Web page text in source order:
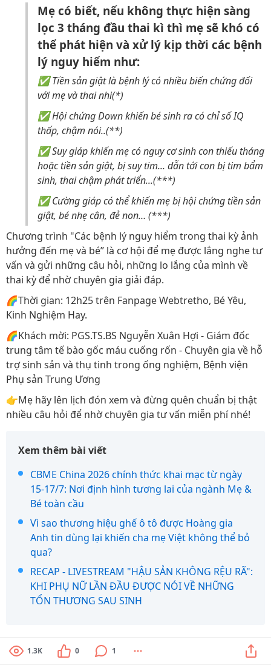
Mẹ có biết, nếu không thực hiện sàng
lọc 3 tháng đầu thai kì thì mẹ sẽ khó có
thể phát hiện và xử lý kịp thời các bệnh
lý nguy hiểm như:
✅ Tiền sản giật là bệnh lý có nhiều biến chứng đối
với mẹ và thai nhi(*)
✅ Hội chứng Down khiến bé sinh ra có chỉ số IQ
thấp, chậm nói..(**)
✅ Suy giáp khiến mẹ có nguy cơ sinh con thiếu tháng
hoặc tiền sản giật, bị suy tim... dẫn tới con bị tim bẩm
sinh, thai chậm phát triển...(***)
✅ Cường giáp có thể khiến mẹ bị hội chứng tiền sản
giật, bé nhẹ cân, đẻ non… (***)
Chương trình "Các bệnh lý nguy hiểm trong thai kỳ ảnh
hưởng đến mẹ và bé” là cơ hội để mẹ được lắng nghe tư
vấn và gửi những câu hỏi, những lo lắng của mình về
thai kỳ để nhờ chuyên gia giải đáp.
🌈Thời gian: 12h25 trên Fanpage Webtretho, Bé Yêu,
Kinh Nghiệm Hay.
🌈Khách mời: PGS.TS.BS Nguyễn Xuân Hợi - Giám đốc
trung tâm tế bào gốc máu cuống rốn - Chuyên gia về hỗ
trợ sinh sản và thụ tinh trong ống nghiệm, Bệnh viện
Phụ sản Trung Ương
👉Mẹ hãy lên lịch đón xem và đừng quên chuẩn bị thật
nhiều câu hỏi để nhờ chuyên gia tư vấn miễn phí nhé!
Xem thêm bài viết
CBME China 2026 chính thức khai mạc từ ngày
15-17/7: Nơi định hình tương lai của ngành Mẹ &
Bé toàn cầu
Vì sao thương hiệu ghế ô tô được Hoàng gia
Anh tin dùng lại khiến cha mẹ Việt không thể bỏ
qua?
RECAP - LIVESTREAM "HẬU SẢN KHÔNG RỆU RÃ":
KHI PHỤ NỮ LẦN ĐẦU ĐƯỢC NÓI VỀ NHỮNG
TỔN THƯƠNG SAU SINH
1.3K 0 1